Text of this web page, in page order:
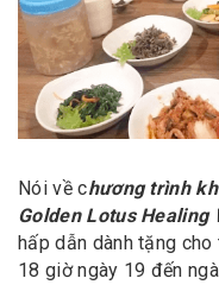
Nói về chương trình
Golden Lotus Healing
hấp dẫn dành tặng
18 giờ ngày 19 đến